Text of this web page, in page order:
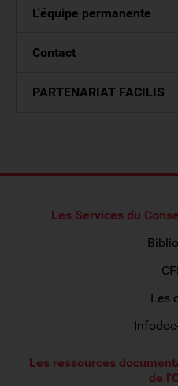
L'équipe permanente
Contact
PARTENARIAT FACILIS
Les Services du
Les
Les ressources
de